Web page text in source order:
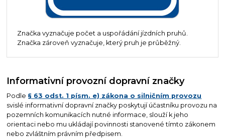
Značka vyznačuje počet a uspořádání jízdních pruhů.
Značka zároveň vyznačuje, který pruh je průběžný.
Informativní provozní dopravní značky
Podle § 63 odst. 1 písm. e) zákona o silničním provozu
svislé informativní dopravní značky poskytují účastníku provozu na
pozemních komunikacích nutné informace, slouží k jeho
orientaci nebo mu ukládají povinnosti stanovené tímto zákonem
nebo zvláštním právním předpisem.